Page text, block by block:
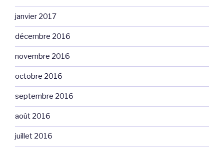
janvier 2017
décembre 2016
novembre 2016
octobre 2016
septembre 2016
août 2016
juillet 2016